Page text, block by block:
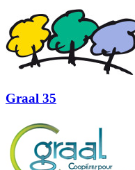
Graal 35